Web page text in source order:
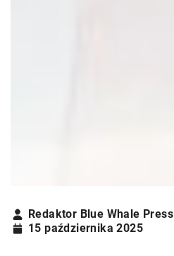
Redaktor Blue Whale Press
15 października 2025